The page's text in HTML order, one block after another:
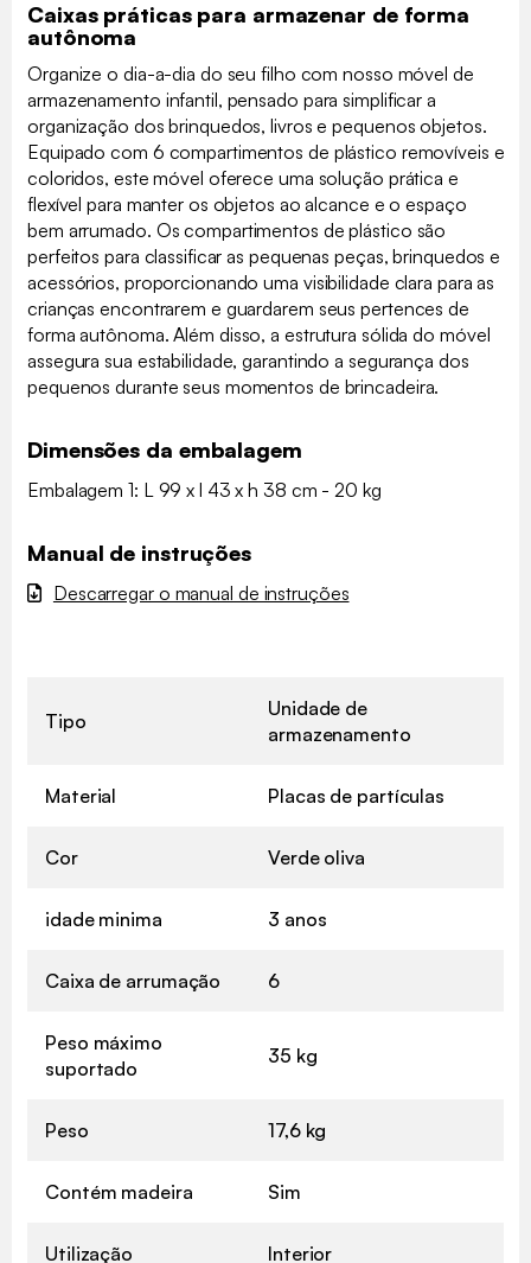
Caixas práticas para armazenar de forma
autônoma
Organize o dia-a-dia do seu filho com nosso móvel de
armazenamento infantil, pensado para simplificar a
organização dos brinquedos, livros e pequenos objetos.
Equipado com 6 compartimentos de plástico removíveis e
coloridos, este móvel oferece uma solução prática e
flexível para manter os objetos ao alcance e o espaço
bem arrumado. Os compartimentos de plástico são
perfeitos para classificar as pequenas peças, brinquedos e
acessórios, proporcionando uma visibilidade clara para as
crianças encontrarem e guardarem seus pertences de
forma autônoma. Além disso, a estrutura sólida do móvel
assegura sua estabilidade, garantindo a segurança dos
pequenos durante seus momentos de brincadeira.
Dimensões da embalagem
Embalagem 1: L 99 x l 43 x h 38 cm - 20 kg
Manual de instruções
Descarregar o manual de instruções
Tipo
Unidade de
armazenamento
Material Placas de partículas
Cor Verde oliva
idade minima 3 anos
Caixa de arrumação 6
Peso máximo
suportado
35 kg
Peso 17,6 kg
Contém madeira Sim
Utilização Interior